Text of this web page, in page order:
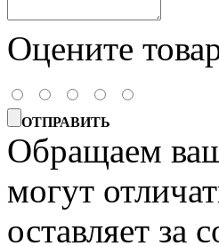
Оцените
ОТПРАВИТЬ
Обращаем
могут
оставляет за